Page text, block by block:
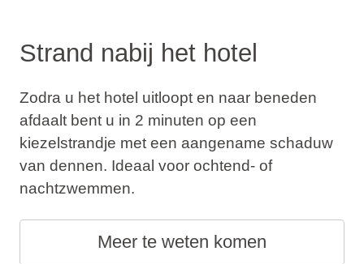
Strand nabij het hotel
Zodra u het hotel uitloopt en naar beneden
afdaalt bent u in 2 minuten op een
kiezelstrandje met een aangename schaduw
van dennen. Ideaal voor ochtend- of
nachtzwemmen.
Meer te weten komen